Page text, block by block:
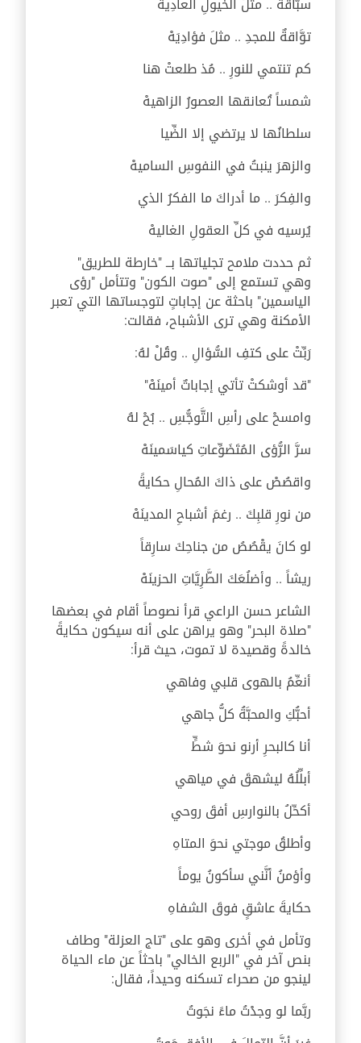
توَّاقةٌ للمجدِ .. مثلَ فؤادِيَهْ
كم تنتمي للنورِ .. مُذ طلعتْ هنا
شمساً تُعانقها العصورُ الزاهيهْ
سلطانُها لا يرتضي إلا الضِّيا
والزهرَ ينبتُ في النفوسِ الساميهْ
والفِكرَ .. ما أدراكَ ما الفكرُ الذي
يُرسيه في كلِّ العقولِ الغاليهْ
ثم حددت ملامح تجلياتها بــ "خارطة للطريق"
وهي تستمع إلى "صوت الكون" وتتأمل "رؤى
الياسمين" باحثة عن إجاباتٍ لتوجساتها التي تعبر
الأمكنة وهي ترى الأشباح، فقالت:
رَبِّتْ على كتفِ السُّؤالِ .. وقُلْ لهُ:
"قد أوشكتْ تأتي إجاباتٌ أمينَهْ"
وامسحْ على رأسِ التَّوجُّسِ .. بُحْ لهُ
سرَّ الرُّؤى المُتَضَوِّعاتِ كياسَمينَهْ
واقصُصْ على ذاكَ المُحالِ حكايةً
من نورِ قلبِكَ .. رغمَ أشباحِ المدينَهْ
لو كانَ يقْصُصُ من جناحِكَ سارِقاً
ريشاً .. وأضلُعَكَ الطَّرِيَّاتِ الحزينَهْ
الشاعر حسن الراعي قرأ نصوصاً أقام في بعضها
"صلاة البحر" وهو يراهن على أنه سيكون حكايةً
خالدةً وقصيدة لا تموت، حيث قرأ:
أنعِّمُ بالهوى قلبي وفاهي
أحبُّكِ والمحبَّةُ كلُّ جاهي
أنا كالبحرِ أرنو نحوَ شطٍّ
أبلِّلُهُ ليشهقَ في مياهي
أكحِّلُ بالنوارسِ أفقَ روحي
وأطلقُ موجتي نحوَ المتاهِ
وأؤمنُ أنَّني سأكونُ يوماً
حكايةَ عاشقٍ فوقَ الشفاهِ
وتأمل في أخرى وهو على "تاج العزلة" وطاف
بنص آخر في "الربع الخالي" باحثاً عن ماء الحياة
لينجو من صحراء تسكنه وحيداً، فقال:
ربَّما لو وجدْتُ ماءً نجَوتُ